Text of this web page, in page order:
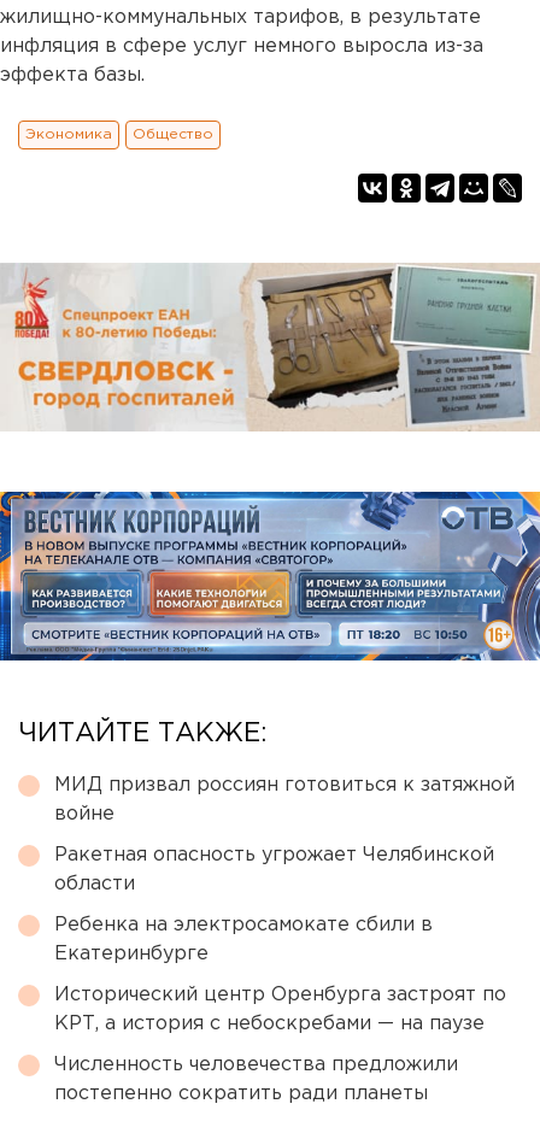
жилищно-коммунальных тарифов, в результате
инфляция в сфере услуг немного выросла из-за
эффекта базы.
Экономика Общество
ЧИТАЙТЕ ТАКЖЕ:
МИД призвал россиян готовиться к затяжной
войне
Ракетная опасность угрожает Челябинской
области
Ребенка на электросамокате сбили в
Екатеринбурге
Исторический центр Оренбурга застроят по
КРТ, а история с небоскребами — на паузе
Численность человечества предложили
постепенно сократить ради планеты